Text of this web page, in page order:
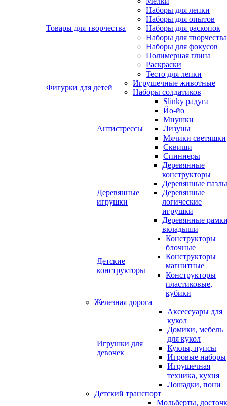
Товары для творчества
Наборы для лепки
Наборы для опытов
Наборы для раскопок
Наборы для творчества
Наборы для фокусов
Полимерная глина
Раскраски
Тесто для лепки
Фигурки для детей
Игрушечные животные
Наборы солдатиков
Антистрессы
Slinky радуга
Йо-йо
Мнушки
Лизуны
Мячики светяшки
Сквиши
Спиннеры
Деревянные
игрушки
Деревянные
конструкторы
Деревянные
Деревянные
логические
игрушки
Деревянные
вкладыши
Детские
конструкторы
Конструкторы
блочные
Конструкторы
магнитные
Конструкторы
пластиковые,
кубики
Железная дорога
Игрушки для
девочек
Аксессуары для
кукол
Домики, мебель
для кукол
Куклы, пупсы
Игровые наборы
Игрушечная
техника, кухня
Лошадки, пони
Детский транспорт
Мольберты,